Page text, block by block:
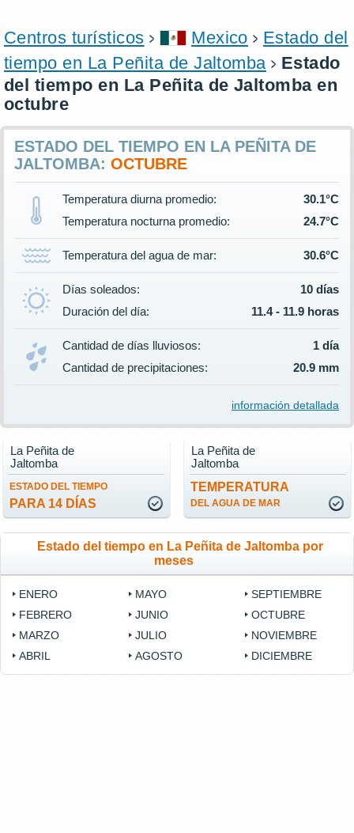
Centros turísticos Mexico
Estado del
tiempo en La Peñita de Jaltomba
Estado
del tiempo en La Peñita de Jaltomba en
octubre
ESTADO DEL TIEMPO EN LA PEÑITA DE
JALTOMBA: OCTUBRE
Temperatura diurna promedio:
30.1°C
Temperatura nocturna promedio:
24.7°C
Temperatura del agua de mar: 30.6°C
Días soleados:
10 días
Duración del día:
11.4 - 11.9 horas
Cantidad de días lluviosos:
1 día
Cantidad de precipitaciones:
20.9 mm
información detallada
ESTADO DEL TIEMPO
PARA 14 DÍAS
La Peñita de
Jaltomba
TEMPERATURA
DEL AGUA DE MAR
La Peñita de
Jaltomba
Estado del tiempo en La Peñita de Jaltomba por
meses
ENERO
FEBRERO
MARZO
ABRIL
MAYO
JUNIO
JULIO
AGOSTO
SEPTIEMBRE
OCTUBRE
NOVIEMBRE
DICIEMBRE